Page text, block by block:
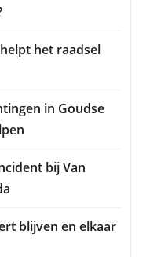
het raadsel
in Goudse
bij Van
blijven en elkaar